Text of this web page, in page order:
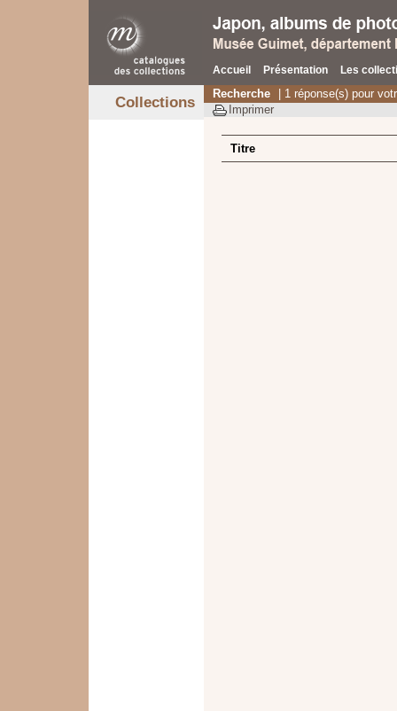
Accueil Présentation Les
Collections
Recherche
| 1 réponse(s) pour
Imprimer
Titre